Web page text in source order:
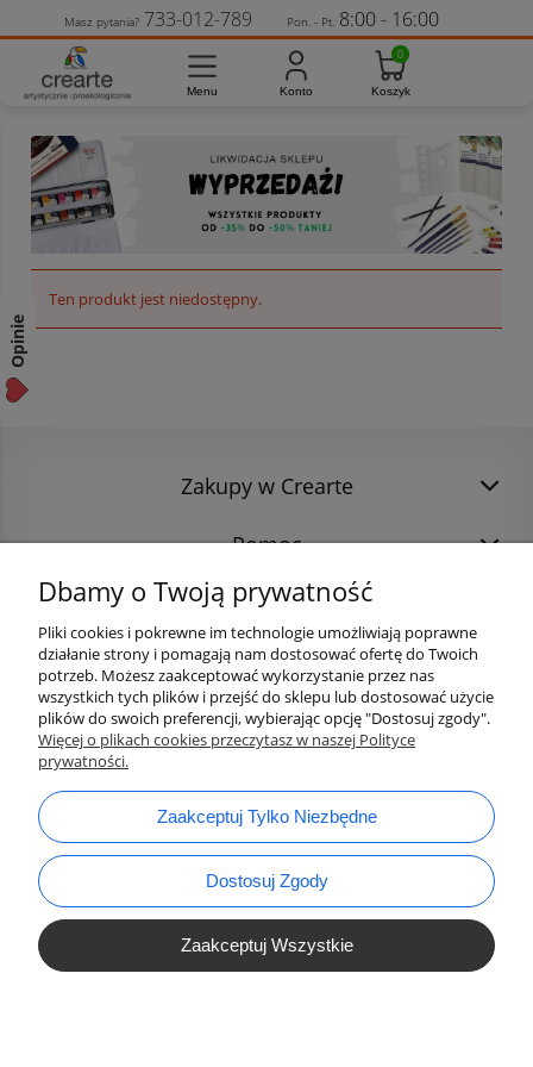
Ten produkt jest niedostępny.
Zakupy w Crearte
Pomoc
bok@ArtykulyDlaPlastykow.pl
tel.:733 012 789
Masz pytania? 733-012-789 Pon. - Pt. 8:00 - 16:00
Dbamy o Twoją prywatność
Pliki cookies i pokrewne im technologie umożliwiają poprawne
działanie strony i pomagają nam dostosować ofertę do Twoich
potrzeb. Możesz zaakceptować wykorzystanie przez nas
wszystkich tych plików i przejść do sklepu lub dostosować użycie
plików do swoich preferencji, wybierając opcję "Dostosuj zgody".
Więcej o plikach cookies przeczytasz w naszej Polityce
prywatności.
Zaakceptuj Tylko Niezbędne
Dostosuj Zgody
Zaakceptuj Wszystkie
Opinie